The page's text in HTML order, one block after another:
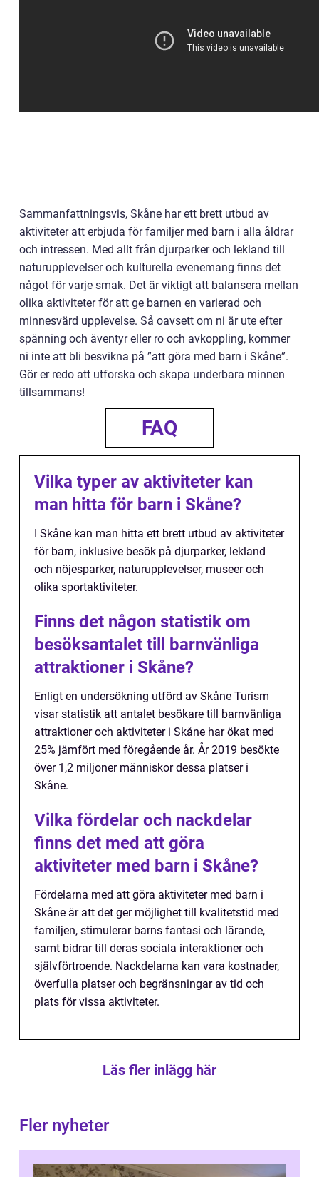
Sammanfattningsvis, Skåne har ett brett utbud av
aktiviteter att erbjuda för familjer med barn i alla åldrar
och intressen. Med allt från djurparker och lekland till
naturupplevelser och kulturella evenemang finns det
något för varje smak. Det är viktigt att balansera mellan
olika aktiviteter för att ge barnen en varierad och
minnesvärd upplevelse. Så oavsett om ni är ute efter
spänning och äventyr eller ro och avkoppling, kommer
ni inte att bli besvikna på ”att göra med barn i Skåne”.
Gör er redo att utforska och skapa underbara minnen
tillsammans!
FAQ
Vilka typer av aktiviteter kan
man hitta för barn i Skåne?
I Skåne kan man hitta ett brett utbud av aktiviteter
för barn, inklusive besök på djurparker, lekland
och nöjesparker, naturupplevelser, museer och
olika sportaktiviteter.
Finns det någon statistik om
besöksantalet till barnvänliga
attraktioner i Skåne?
Enligt en undersökning utförd av Skåne Turism
visar statistik att antalet besökare till barnvänliga
attraktioner och aktiviteter i Skåne har ökat med
25% jämfört med föregående år. År 2019 besökte
över 1,2 miljoner människor dessa platser i
Skåne.
Vilka fördelar och nackdelar
finns det med att göra
aktiviteter med barn i Skåne?
Fördelarna med att göra aktiviteter med barn i
Skåne är att det ger möjlighet till kvalitetstid med
familjen, stimulerar barns fantasi och lärande,
samt bidrar till deras sociala interaktioner och
självförtroende. Nackdelarna kan vara kostnader,
överfulla platser och begränsningar av tid och
plats för vissa aktiviteter.
Läs fler inlägg här
Fler nyheter